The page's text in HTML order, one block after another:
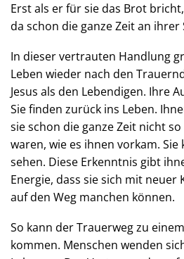
Erst als er für sie das Brot
da schon die ganze Zeit an ihrer
In dieser vertrauten Handlung
Leben wieder nach den
Jesus als den Lebendigen. Ihre
Sie finden zurück ins Leben.
sie schon die ganze Zeit nicht
waren, wie es ihnen vorkam.
sehen. Diese Erkenntnis gibt
Energie, dass sie sich mit
auf den Weg manchen können.
So kann der Trauerweg zu
kommen. Menschen wenden